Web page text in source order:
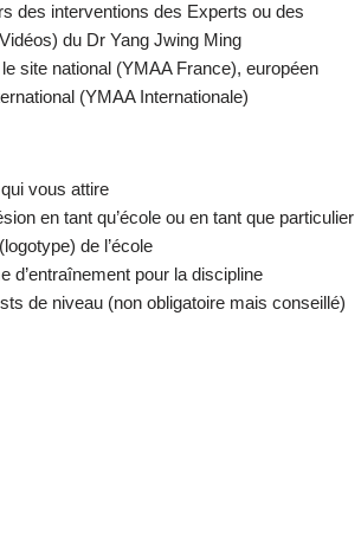
des interventions des Experts ou des
du Dr Yang Jwing Ming
site national (YMAA France), européen
(YMAA Internationale)
vous attire
en tant qu’école ou en tant que particulier
de l’école
d’entraînement pour la discipline
de niveau (non obligatoire mais conseillé)